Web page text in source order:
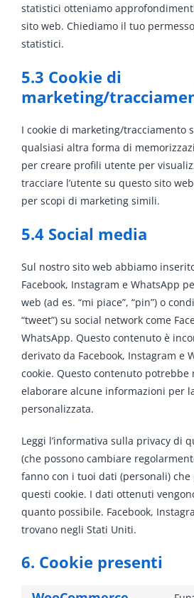
statistici otteniamo
sito web. Chiediamo il tuo
statistici.
5.3 Cookie di
marketing/
I cookie di marketing/tracciamento
qualsiasi altra forma di
per creare profili utente per
tracciare l’utente su questo sito
per scopi di marketing simili.
5.4 Social media
Sul nostro sito web abbiamo
Facebook, Instagram e WhatsApp
web (ad es. “mi piace”, “pin”) o
“tweet”) su social network come
WhatsApp. Questo contenuto è
derivato da Facebook, Instagram e
cookie. Questo contenuto potrebbe
elaborare alcune informazioni per
personalizzata.
Leggi l’informativa sulla privacy di
(che possono cambiare
fanno con i tuoi dati (personali) che
questi cookie. I dati ottenuti
quanto possibile. Facebook,
trovano negli Stati Uniti.
6. Cookie presenti